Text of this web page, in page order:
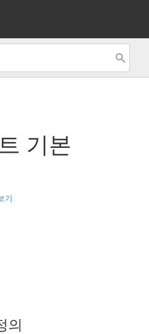
기본
기
의